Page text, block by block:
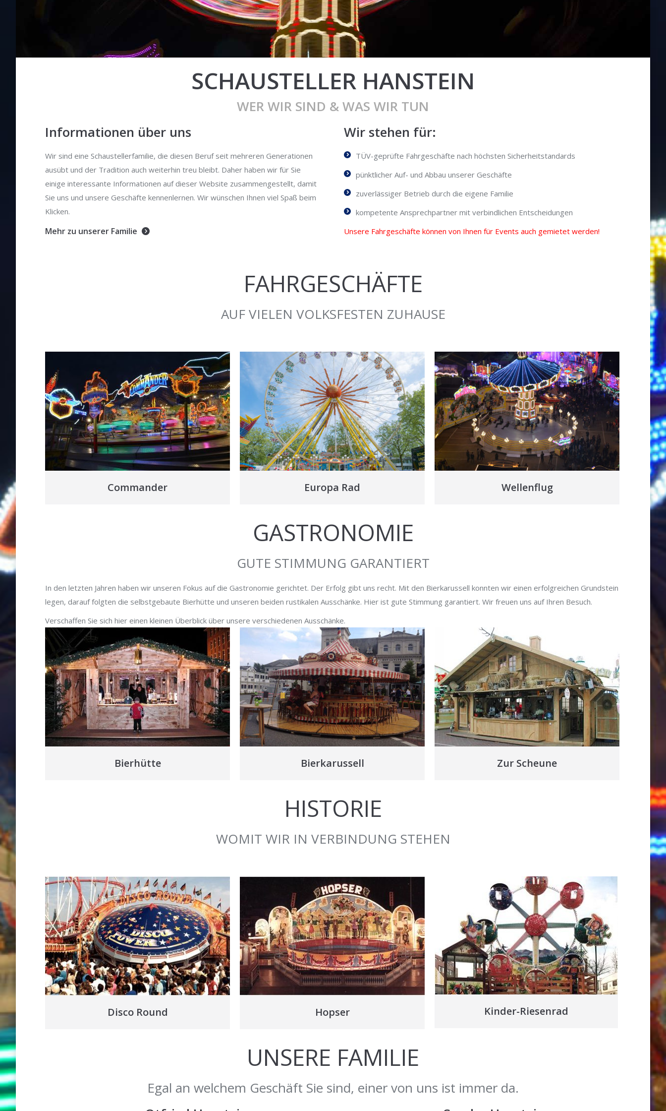
SCHAUSTELLER HANSTEIN
WER WIR SIND & WAS WIR TUN
Informationen über uns
Wir sind eine Schaustellerfamilie, die diesen Beruf seit mehreren Generationen
ausübt und der Tradition auch weiterhin treu bleibt. Daher haben wir für Sie
einige interessante Informationen auf dieser Website zusammengestellt, damit
Sie uns und unsere Geschäfte kennenlernen. Wir wünschen Ihnen viel Spaß beim
Klicken.
Mehr zu unserer Familie
Wir stehen für:
TÜV-geprüfte Fahrgeschäfte nach höchsten Sicherheitstandards
pünktlicher Auf- und Abbau unserer Geschäfte
zuverlässiger Betrieb durch die eigene Familie
kompetente Ansprechpartner mit verbindlichen Entscheidungen
Unsere Fahrgeschäfte können von Ihnen für Events auch gemietet werden!
FAHRGESCHÄFTE
AUF VIELEN VOLKSFESTEN ZUHAUSE
Commander Europa Rad Wellenflug
GASTRONOMIE
GUTE STIMMUNG GARANTIERT
In den letzten Jahren haben wir unseren Fokus auf die Gastronomie gerichtet. Der Erfolg gibt uns recht. Mit den Bierkarussell konnten wir einen erfolgreichen Grundstein
legen, darauf folgten die selbstgebaute Bierhütte und unseren beiden rustikalen Ausschänke. Hier ist gute Stimmung garantiert. Wir freuen uns auf Ihren Besuch.
Verschaffen Sie sich hier einen kleinen Überblick über unsere verschiedenen Ausschänke.
Bierhütte Bierkarussell Zur Scheune
HISTORIE
WOMIT WIR IN VERBINDUNG STEHEN
Disco Round Hopser Kinder-Riesenrad
UNSERE FAMILIE
Egal an welchem Geschäft Sie sind, einer von uns ist immer da.